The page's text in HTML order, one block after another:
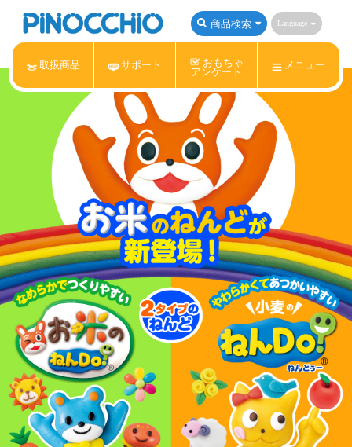
商品検索 Language
取扱商品
アンパンマン Nintendo Switch ねんDo!
サンリオキャラクターズ すみっコぐらし リラックマ
サポート
おもちゃ
アンケート
メニュー